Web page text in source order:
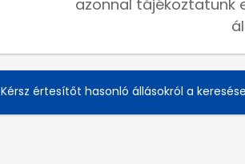
azonnal tájékoztatunk
Kérsz értesítőt hasonló állásokról a